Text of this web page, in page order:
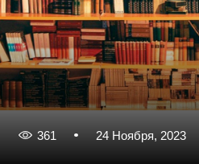
361 24 Ноября, 2023